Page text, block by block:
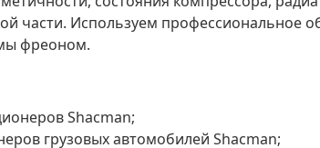
части. Используем профессиональное
фреоном.
Shacman;
грузовых автомобилей Shacman;